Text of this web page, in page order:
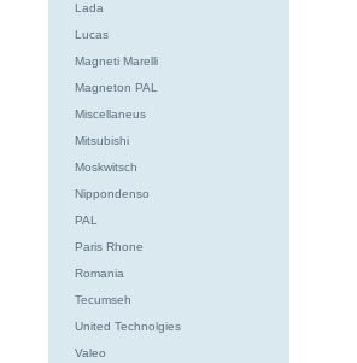
Lada
Lucas
Magneti Marelli
Magneton PAL
Miscellaneus
Mitsubishi
Moskwitsch
Nippondenso
PAL
Paris Rhone
Romania
Tecumseh
United Technolgies
Valeo